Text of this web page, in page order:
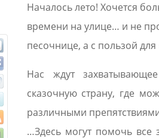
Началось лето! Хочется
времени на улице… и не
песочнице, а с пользой
Нас ждут
сказочную страну, где
различными
…Здесь могут помочь все